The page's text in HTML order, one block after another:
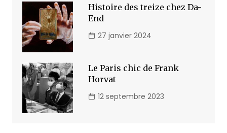
Histoire des treize chez Da-
End
27 janvier 2024
Le Paris chic de Frank
Horvat
12 septembre 2023